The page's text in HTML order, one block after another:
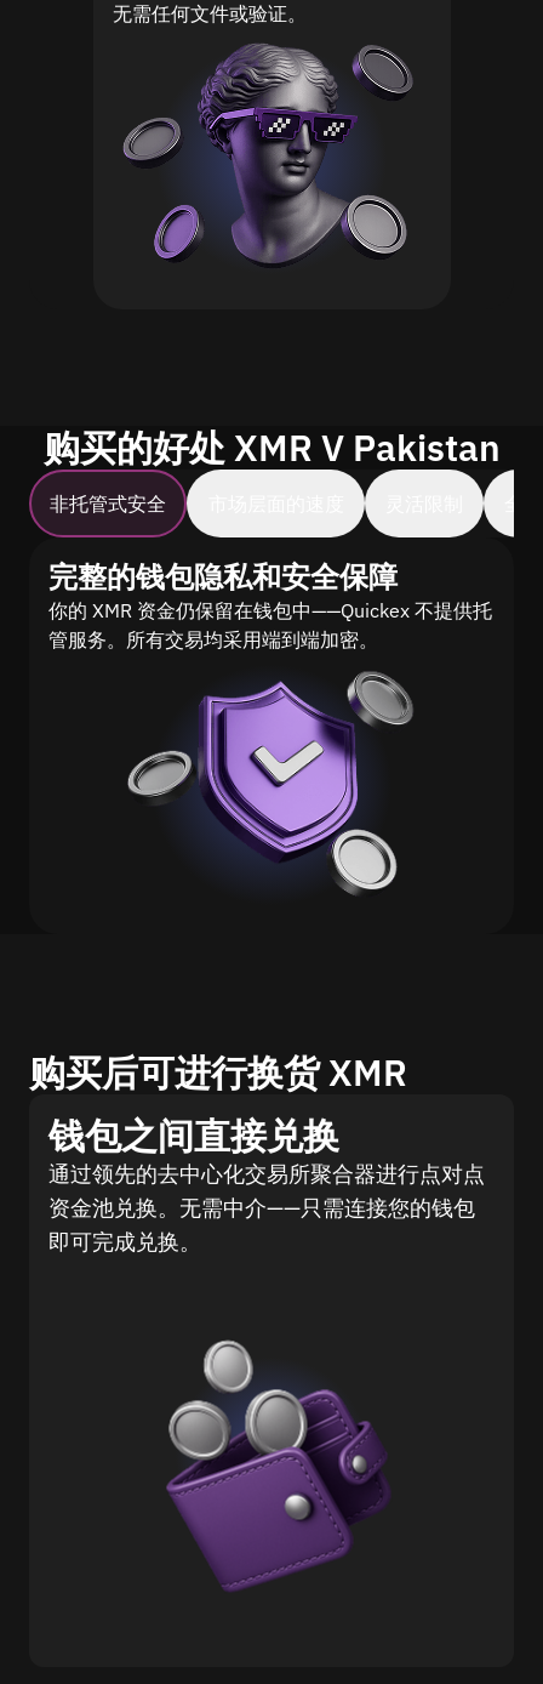
无需任何文件或验证。
购买的好处 XMR V Pakistan
非托管式安全
完整的钱包隐私和安全保障
你的 XMR 资金仍保留在钱包中——Quickex 不提供托
管服务。所有交易均采用端到端加密。
购买后可进行换货 XMR
钱包之间直接兑换
通过领先的去中心化交易所聚合器进行点对点
资金池兑换。无需中介——只需连接您的钱包
即可完成兑换。